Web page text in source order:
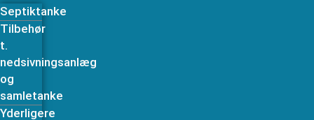
Septiktanke
Tilbehør
t.
nedsivningsanlæg
og
samletanke
Yderligere